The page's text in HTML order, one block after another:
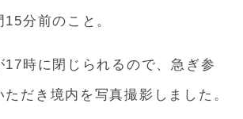
分前のこと。
17時に閉じられるので、急ぎ参
だき境内を写真撮影しました。